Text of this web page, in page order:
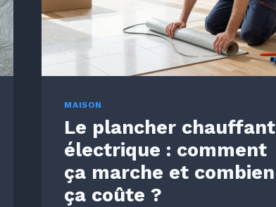
MAISON
Le plancher chauffant
électrique : comment
ça marche et combien
ça coûte ?